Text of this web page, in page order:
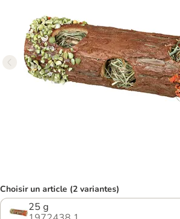
Choisir un article (2 variantes)
25 g